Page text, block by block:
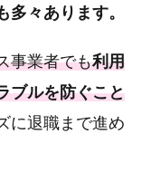
々あります。
事業者でも利用
ブルを防ぐこと
に退職まで進め